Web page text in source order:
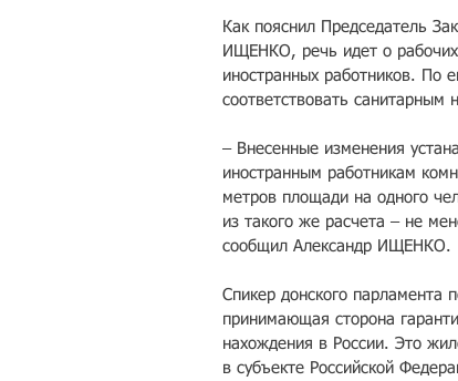
Как пояснил Председатель
ИЩЕНКО, речь идет о рабочих
иностранных работников. По
соответствовать санитарным
– Внесенные изменения
иностранным работникам
метров площади на одного
из такого же расчета – не
сообщил Александр ИЩЕНКО.
Спикер донского парламента
принимающая сторона
нахождения в России. Это
в субъекте Российской